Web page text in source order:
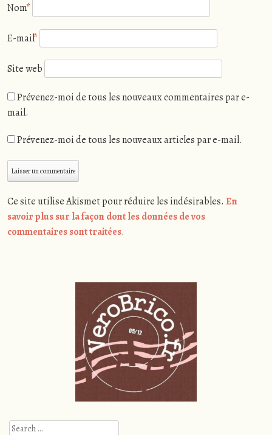
Nom*
E-mail*
Site web
Prévenez-moi de tous les nouveaux commentaires par e-
mail.
Prévenez-moi de tous les nouveaux articles par e-mail.
Ce site utilise Akismet pour réduire les indésirables. En
savoir plus sur la façon dont les données de vos
commentaires sont traitées.
Search